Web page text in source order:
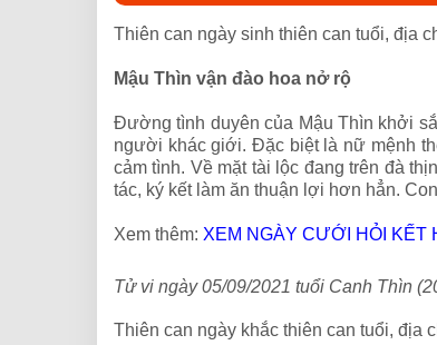
Thiên can ngày sinh thiên can tuổi, địa
Mậu Thìn vận đào hoa nở rộ
Đường tình duyên của Mậu Thìn khởi
người khác giới. Đặc biệt là nữ mệnh
cảm tình. Về mặt tài lộc đang trên đà
tác, ký kết làm ăn thuận lợi hơn hẳn.
Xem thêm: XEM NGÀY CƯỚI HỎI KẾT
Tử vi ngày 05/09/2021 tuổi Canh Thìn
Thiên can ngày khắc thiên can tuổi, địa